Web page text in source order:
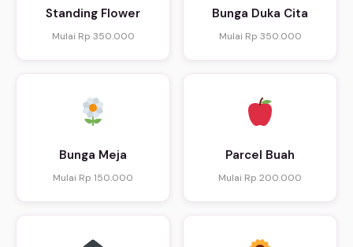
Standing Flower
Mulai Rp 350.000
Bunga Duka Cita
Mulai Rp 350.000
Bunga Meja
Mulai Rp 150.000
Parcel Buah
Mulai Rp 200.000